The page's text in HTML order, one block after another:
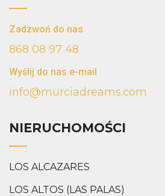
Zadzwoń do nas
868 08 97 48
Wyślij do nas e-mail
info@murciadreams.com
NIERUCHOMOŚCI
LOS ALCAZARES
LOS ALTOS (LAS PALAS)